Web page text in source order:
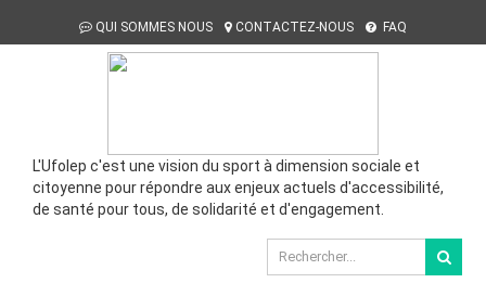
QUI SOMMES NOUS CONTACTEZ-NOUS FAQ
L'Ufolep c'est une vision du sport à dimension sociale et
citoyenne pour répondre aux enjeux actuels d'accessibilité,
de santé pour tous, de solidarité et d'engagement.